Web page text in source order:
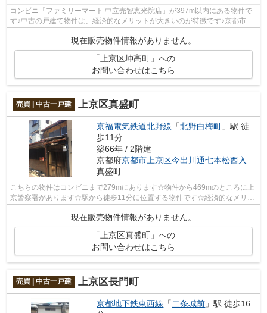
コンビニ「ファミリーマート 中立売智恵光院店」が397m以内にある物件で
す♪中古の戸建て物件は、経済的なメリットが大きいのが特徴です♪京都市上
京区エリアと山陰本線二条付近の不動産...
現在販売物件情報がありません。
「上京区坤高町」への
お問い合わせはこちら
売買 | 中古一戸建 上京区真盛町
京福電気鉄道北野線 「北野白梅町 」駅 徒
歩11分
築66年 / 2階建
京都府京都市上京区今出川通七本松西入
真盛町
こちらの物件はコンビニまで279mにあります☆物件から469mのところに上
京警察署があります☆駅から徒歩11分に位置する物件です☆経済的なメリッ
現在販売物件情報がありません。
「上京区真盛町」への
お問い合わせはこちら
売買 | 中古一戸建 上京区長門町
京都地下鉄東西線 「 二条城前 」駅 徒歩16